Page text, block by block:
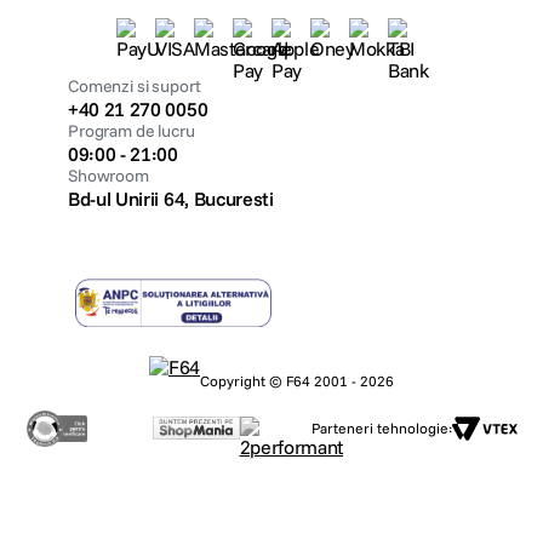
Comenzi si suport
+40 21 270 0050
Program de lucru
09:00 - 21:00
Showroom
Bd-ul Unirii 64, Bucuresti
Copyright © F64 2001 - 2026
Parteneri tehnologie: